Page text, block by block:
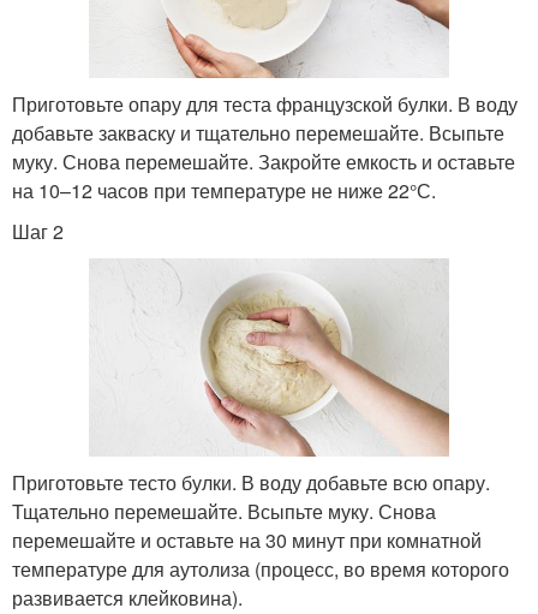
Приготовьте опару для теста французской булки. В воду
добавьте закваску и тщательно перемешайте. Всыпьте
муку. Снова перемешайте. Закройте емкость и оставьте
на 10–12 часов при температуре не ниже 22°С.
Шаг 2
Приготовьте тесто булки. В воду добавьте всю опару.
Тщательно перемешайте. Всыпьте муку. Снова
перемешайте и оставьте на 30 минут при комнатной
температуре для аутолиза (процесс, во время которого
развивается клейковина).